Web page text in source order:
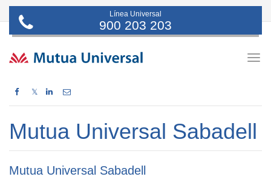
Línea Universal
900 203 203
𝕏
Mutua Universal Sabadell
Mutua Universal Sabadell